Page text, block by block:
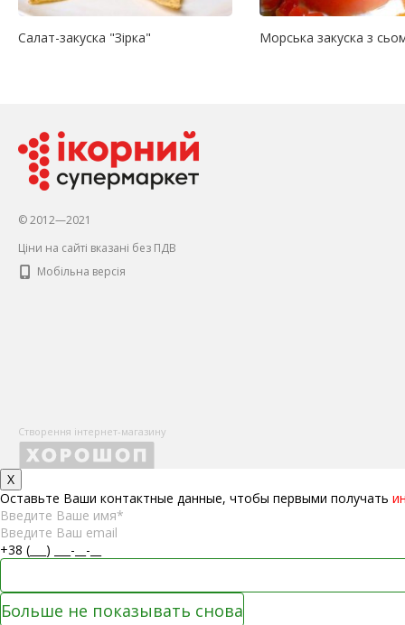
Салат-закуска "Зірка" Морська закуска з
© 2012—2021
Ціни на сайті вказані без ПДВ
Мобільна версія
Створення інтернет-магазину
X
Оставьте Ваши контактные данные, чтобы первыми получать
Больше не показывать снова